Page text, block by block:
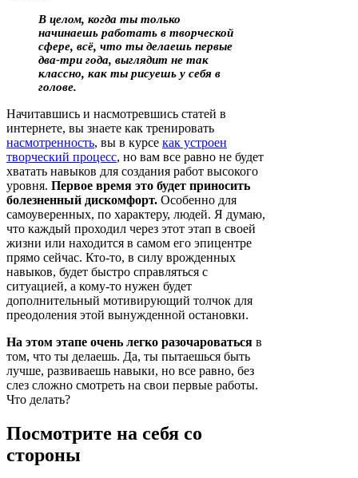
В целом, когда ты только
начинаешь работать в творческой
сфере, всё, что ты делаешь первые
два-три года, выглядит не так
классно, как ты рисуешь у себя в
голове.
Начитавшись и насмотревшись статей в
интернете, вы знаете как тренировать
насмотренность, вы в курсе как устроен
творческий процесс, но вам все равно не будет
хватать навыков для создания работ высокого
уровня. Первое время это будет приносить
болезненный дискомфорт. Особенно для
самоуверенных, по характеру, людей. Я думаю,
что каждый проходил через этот этап в своей
жизни или находится в самом его эпицентре
прямо сейчас. Кто-то, в силу врожденных
навыков, будет быстро справляться с
ситуацией, а кому-то нужен будет
дополнительный мотивирующий толчок для
преодоления этой вынужденной остановки.
На этом этапе очень легко разочароваться в
том, что ты делаешь. Да, ты пытаешься быть
лучше, развиваешь навыки, но все равно, без
слез сложно смотреть на свои первые работы.
Что делать?
Посмотрите на себя со
стороны